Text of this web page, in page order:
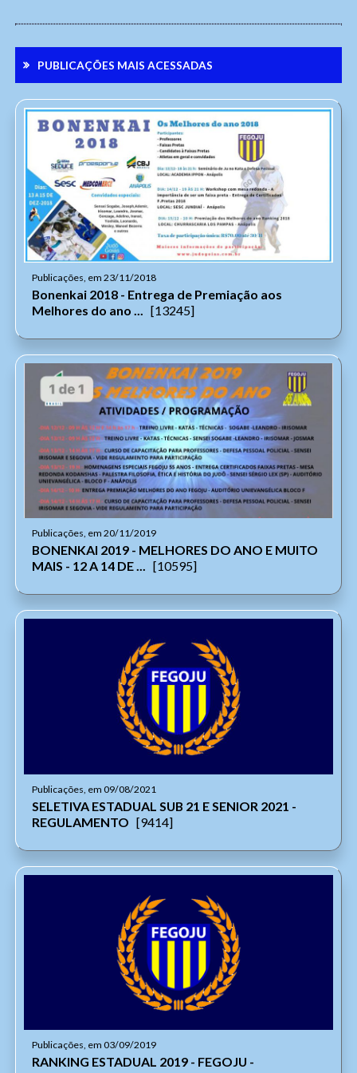
PUBLICAÇÕES MAIS ACESSADAS
Publicações, em 23/11/2018
Bonenkai 2018 - Entrega de Premiação aos
Melhores do ano ... [13245]
Publicações, em 20/11/2019
BONENKAI 2019 - MELHORES DO ANO E MUITO
MAIS - 12 A 14 DE ... [10595]
Publicações, em 09/08/2021
SELETIVA ESTADUAL SUB 21 E SENIOR 2021 -
REGULAMENTO [9414]
Publicações, em 03/09/2019
RANKING ESTADUAL 2019 - FEGOJU -
Senha
Anexar arquivos (opcional)
Enviar